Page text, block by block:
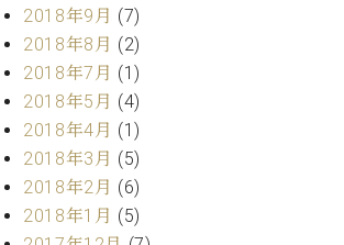
ア
フ
ー
サ
ー
ビ
ス
(調
律)
2018年9月 (7)
2018年8月 (2)
2018年7月 (1)
2018年5月 (4)
2018年4月 (1)
2018年3月 (5)
2018年2月 (6)
2018年1月 (5)